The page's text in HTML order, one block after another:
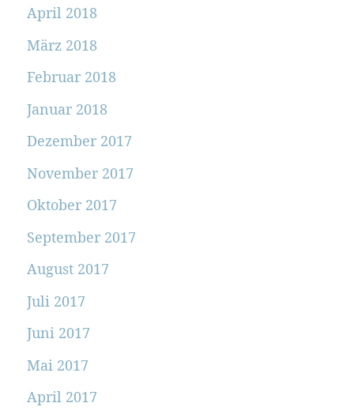
April 2018
März 2018
Februar 2018
Januar 2018
Dezember 2017
November 2017
Oktober 2017
September 2017
August 2017
Juli 2017
Juni 2017
Mai 2017
April 2017